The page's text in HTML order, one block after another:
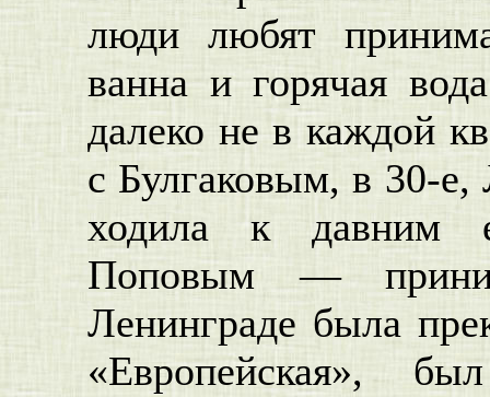
люди любят
ванна и горячая
далеко не в каждой
с Булгаковым, в 30-е,
ходила к давним
Поповым —
Ленинграде была
«Европейская»,